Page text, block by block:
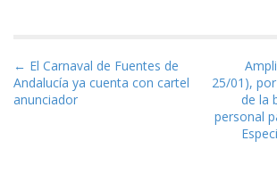
Navegación de entradas
← El Carnaval de Fuentes de
Andalucía ya cuenta con cartel
anunciador
25/01),
de la
personal